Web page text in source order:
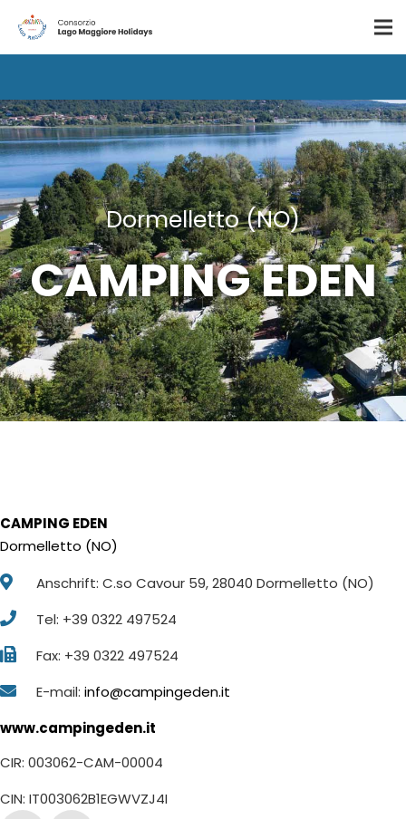
Dormelletto (NO)
CAMPING EDEN
CAMPING EDEN
Dormelletto (NO)
Anschrift: C.so Cavour 59, 28040 Dormelletto (NO)
Tel: +39 0322 497524
Fax: +39 0322 497524
E-mail: info@campingeden.it
www.campingeden.it
CIR: 003062-CAM-00004
CIN: IT003062B1EGWVZJ4I